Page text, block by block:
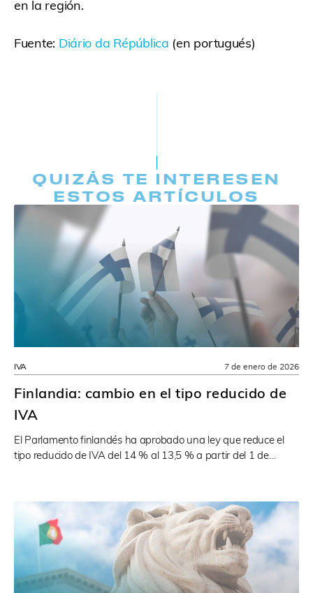
en la región.
Fuente: Diário da Répública (en portugués)
QUIZÁS TE INTERESEN
ESTOS ARTÍCULOS
IVA
Finlandia: cambio en el tipo reducido de
IVA
El Parlamento finlandés ha aprobado una ley que reduce el
tipo reducido de IVA del 14 % al 13,5 % a partir del 1 de…
7 de enero de 2026